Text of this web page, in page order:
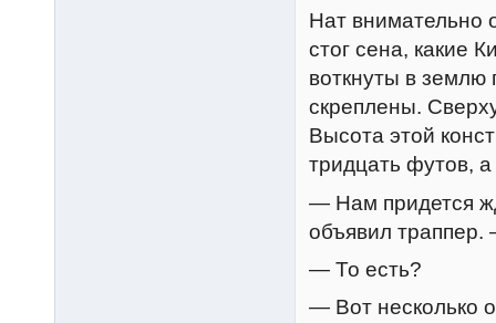
Нат внимательно
стог сена, какие
воткнуты в землю
скреплены.
Высота этой
тридцать футов,
— Нам придется
объявил траппер.
— То есть?
— Вот несколько